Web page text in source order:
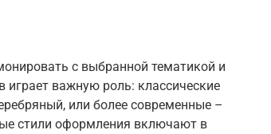
с выбранной тематикой и
важную роль: классические
или более современные –
стили оформления включают в